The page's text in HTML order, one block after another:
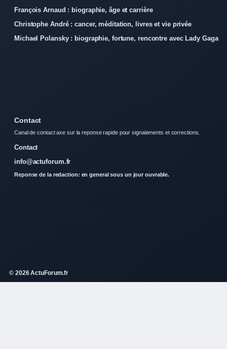
François Arnaud : biographie, âge et carrière
Christophe André : cancer, méditation, livres et vie privée
Michael Polansky : biographie, fortune, rencontre avec Lady Gaga
Contact
Canal de contact axe sur la reponse rapide pour signalements et corrections.
Contact
info@actuforum.fr
Reponse de la redaction: en general sous un jour ouvrable.
© 2026 ActuForum.fr